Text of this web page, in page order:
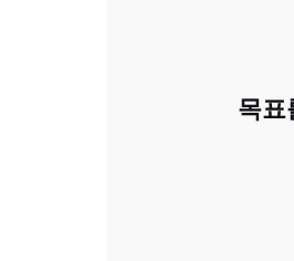
목표